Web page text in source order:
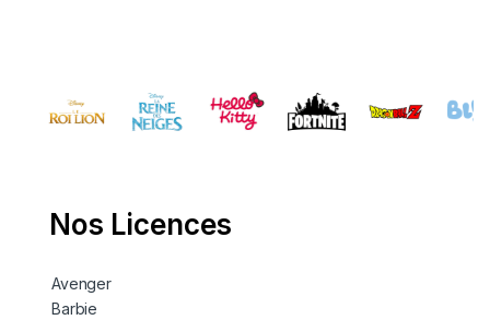
Nos Licences
Avenger
Barbie